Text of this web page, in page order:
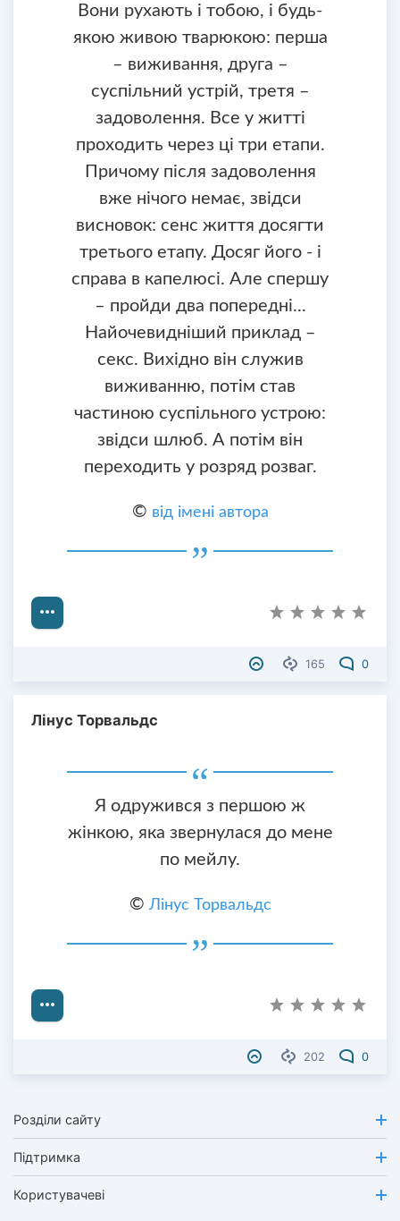
Вони рухають і тобою, і будь-
якою живою тварюкою: перша
– виживання, друга –
суспільний устрій, третя –
задоволення. Все у житті
проходить через ці три етапи.
Причому після задоволення
вже нічого немає, звідси
висновок: сенс життя досягти
третього етапу. Досяг його - і
справа в капелюсі. Але спершу
– пройди два попередні...
Найочевидніший приклад –
секс. Вихідно він служив
виживанню, потім став
частиною суспільного устрою:
звідси шлюб. А потім він
переходить у розряд розваг.
© від імені автора
165 0
Лінус Торвальдс
Я одружився з першою ж
жінкою, яка звернулася до мене
по мейлу.
© Лінус Торвальдс
202 0
Розділи сайту
Підтримка
Користувачеві